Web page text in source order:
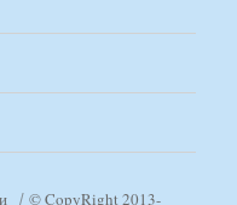
© CopyRight 2013-